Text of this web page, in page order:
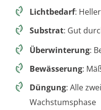
Lichtbedarf:
Substrat: Gut
Überwinterung:
Bewässerung:
Düngung: Alle
Wachstumsphase